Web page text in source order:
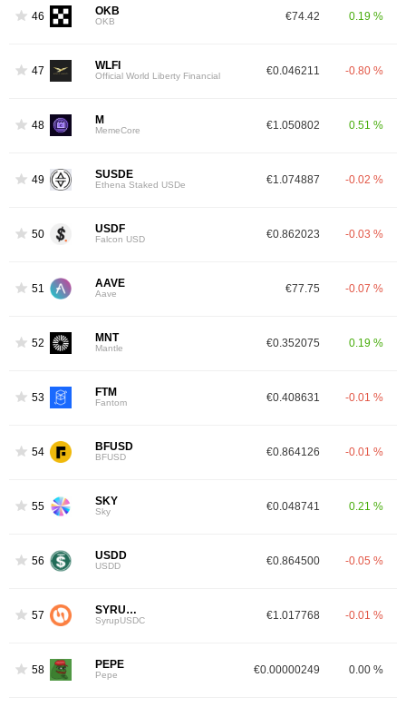
46 OKB
OKB €74.42 0.19 %
47 WLFI
Official World Liberty Financial €0.046211 -0.80 %
48 M
MemeCore €1.050802 0.51 %
49 SUSDE
Ethena Staked USDe €1.074887 -0.02 %
50 USDF
Falcon USD €0.862023 -0.03 %
51 AAVE
Aave €77.75 -0.07 %
52 MNT
Mantle €0.352075 0.19 %
53 FTM
Fantom €0.408631 -0.01 %
54 BFUSD
BFUSD €0.864126 -0.01 %
55 SKY
Sky €0.048741 0.21 %
56 USDD
USDD €0.864500 -0.05 %
57 SYRUPUSDC
SyrupUSDC €1.017768 -0.01 %
58 PEPE
Pepe €0.00000249 0.00 %